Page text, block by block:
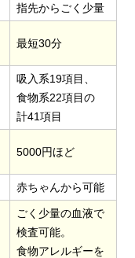
指先からごく少量
最短30分
吸入系19項目、
食物系22項目の
計41項目
5000円ほど
赤ちゃんから可能
ごく少量の血液で
検査可能。
食物アレルギーを